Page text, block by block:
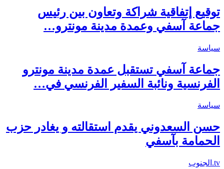
توقيع إتفاقية شراكة وتعاون بين رئيس
جماعة آسفي وعمدة مدينة مونترو…
سياسة
جماعة آسفي تستقبل عمدة مدينة مونترو
الفرنسية ونائبة السفير الفرنسي في…
سياسة
حسن السعدوني يقدم استقالته و يغادر حزب
الحمامة بآسفي
tv.الجنوب